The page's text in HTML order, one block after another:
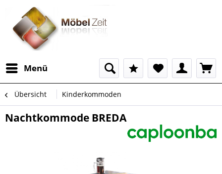
Menü
Übersicht Kinderkommoden
Nachtkommode BREDA